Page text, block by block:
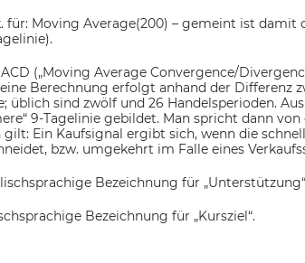
für: Moving Average(200) – gemeint ist
(„Moving Average Convergence/
Berechnung erfolgt anhand der Differenz
üblich sind zwölf und 26 Handelsperioden.
9-Tagelinie gebildet. Man spricht dann
Ein Kaufsignal ergibt sich, wenn die
bzw. umgekehrt im Falle eines
Bezeichnung für
Bezeichnung für „Kursziel“.